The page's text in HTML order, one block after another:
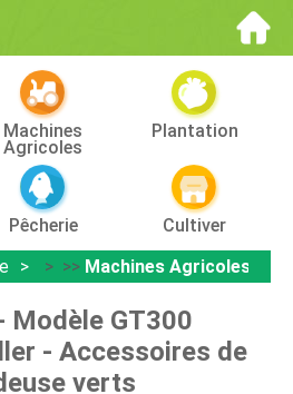
Machines
Agricoles
Plantation
Pêcherie
Cultiver
> >> Machines Agricoles
Modèle GT300
- Accessoires de
verts